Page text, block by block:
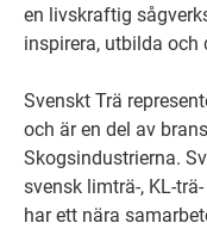
en livskraftig
inspirera, utbilda och
Svenskt Trä
och är en del av
Skogsindustrierna.
svensk limträ-, KL-
har ett nära